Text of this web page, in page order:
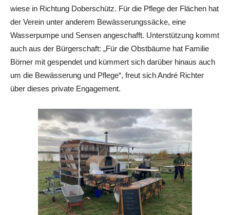
wiese in Richtung Doberschütz. Für die Pflege der Flächen hat
der Verein unter anderem Bewässerungssäcke, eine
Wasserpumpe und Sensen angeschafft. Unterstützung kommt
auch aus der Bürgerschaft: „Für die Obstbäume hat Familie
Börner mit gespendet und kümmert sich darüber hinaus auch
um die Bewässerung und Pflege“, freut sich ­André Richter
über dieses private Engagement.